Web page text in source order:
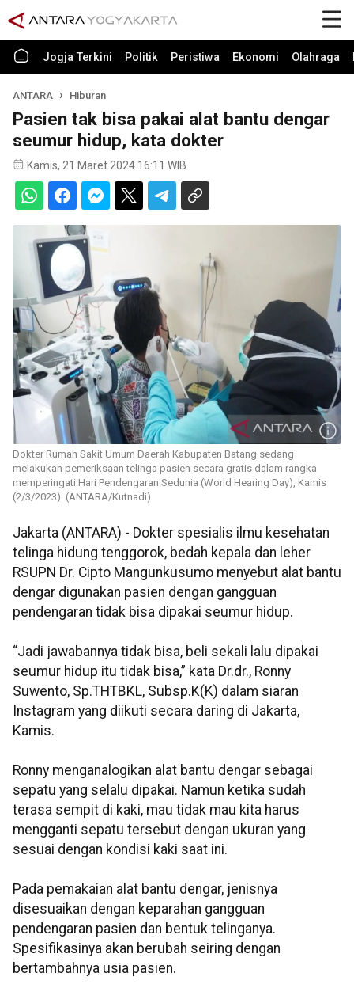
Jogja Terkini Politik Peristiwa Ekonomi Olahraga
ANTARA Hiburan
Pasien tak bisa pakai alat bantu dengar
seumur hidup, kata dokter
Kamis, 21 Maret 2024 16:11 WIB
Dokter Rumah Sakit Umum Daerah Kabupaten Batang sedang
melakukan pemeriksaan telinga pasien secara gratis dalam rangka
memperingati Hari Pendengaran Sedunia (World Hearing Day), Kamis
(2/3/2023). (ANTARA/Kutnadi)
Jakarta (ANTARA) - Dokter spesialis ilmu kesehatan
telinga hidung tenggorok, bedah kepala dan leher
RSUPN Dr. Cipto Mangunkusumo menyebut alat bantu
dengar digunakan pasien dengan gangguan
pendengaran tidak bisa dipakai seumur hidup.
“Jadi jawabannya tidak bisa, beli sekali lalu dipakai
seumur hidup itu tidak bisa,” kata Dr.dr., Ronny
Suwento, Sp.THTBKL, Subsp.K(K) dalam siaran
Instagram yang diikuti secara daring di Jakarta,
Kamis.
Ronny menganalogikan alat bantu dengar sebagai
sepatu yang selalu dipakai. Namun ketika sudah
terasa sempit di kaki, mau tidak mau kita harus
mengganti sepatu tersebut dengan ukuran yang
sesuai dengan kondisi kaki saat ini.
Pada pemakaian alat bantu dengar, jenisnya
disesuaikan dengan keparahan gangguan
pendengaran pasien dan bentuk telinganya.
Spesifikasinya akan berubah seiring dengan
bertambahnya usia pasien.